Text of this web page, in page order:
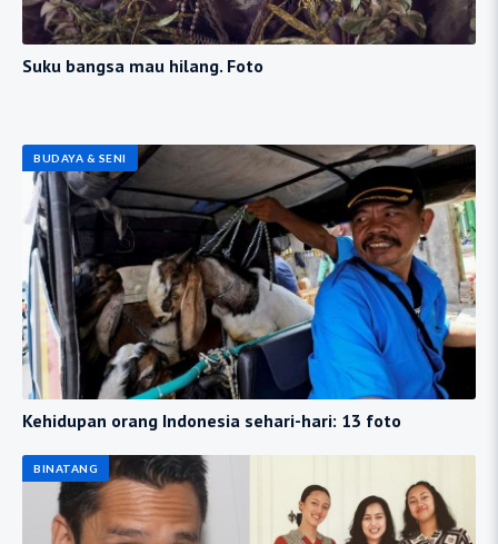
Suku bangsa mau hilang. Foto
BUDAYA & SENI
Kehidupan orang Indonesia sehari-hari: 13 foto
BINATANG